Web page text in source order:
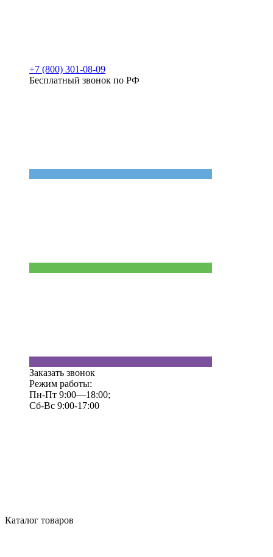
+7 (800) 301-08-09
Бесплатный звонок по РФ
Заказать звонок
Режим работы:
Пн-Пт 9:00—18:00;
Сб-Вс 9:00-17:00
Каталог товаров